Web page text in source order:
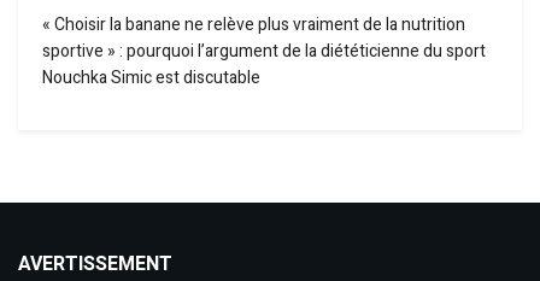
« Choisir la banane ne relève plus vraiment de la nutrition
sportive » : pourquoi l’argument de la diététicienne du sport
Nouchka Simic est discutable
AVERTISSEMENT